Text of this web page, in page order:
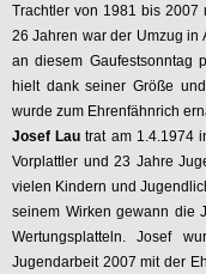
Trachtler von 1981 bis 2007
26 Jahren war der Umzug in
an diesem Gaufestsonntag
hielt dank seiner Größe
wurde zum Ehrenfähnrich
Josef Lau trat am 1.4.1974
Vorplattler und 23 Jahre
vielen Kindern und
seinem Wirken gewann die
Wertungsplatteln. Josef
Jugendarbeit 2007 mit der